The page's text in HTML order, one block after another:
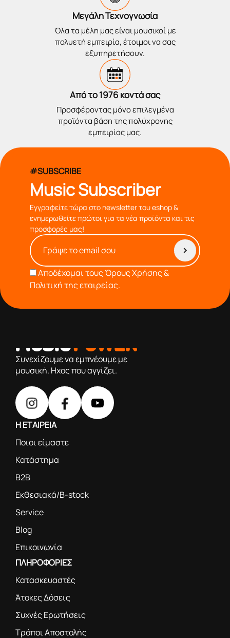
Μεγάλη Τεχνογνωσία
Όλα τα μέλη μας είναι μουσικοί με
πολυετή εμπειρία, έτοιμοι να σας
εξυπηρετήσουν.
Από το 1976 κοντά σας
Προσφέροντας μόνο επιλεγμένα
προϊόντα βάση της πολύχρονης
εμπειρίας μας.
#SUBSCRIBE
Music Subscriber
Εγγραφείτε τώρα στο newsletter του eshop &
ενημερωθείτε πρώτοι για τα νέα προϊόντα και τις
προσφορές μας!
Αποδέχομαι τουςΌρους Χρήσης &
Πολιτική της εταιρείας.
Συνεχίζουμε να εμπνέουμε με
μουσική. Ηχος που αγγίζει.
Η ΕΤΑΙΡΕΙΑ
Ποιοι είμαστε
Κατάστημα
B2B
Εκθεσιακά/B-stock
Service
Blog
Επικοινωνία
ΠΛΗΡΟΦΟΡΙΕΣ
Κατασκευαστές
Άτοκες Δόσεις
Συχνές Ερωτήσεις
Τρόποι Αποστολής